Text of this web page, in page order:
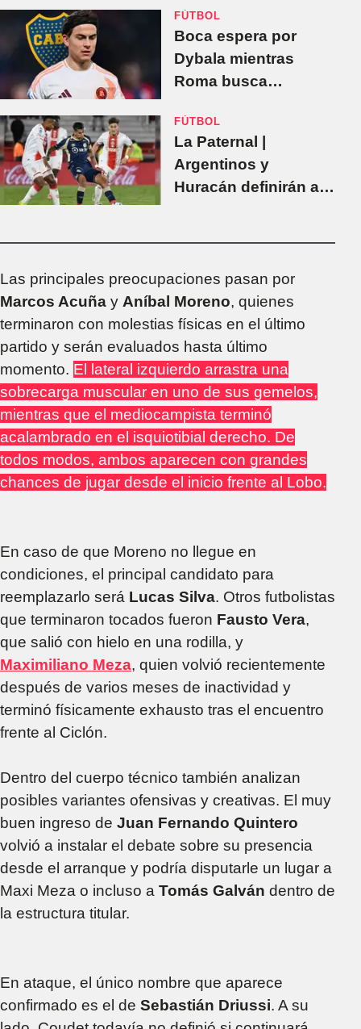
Páez
FÚTBOL
Boca espera por
Dybala mientras
Roma busca
FÚTBOL
La Paternal |
Argentinos y
Huracán definirán al
Las principales preocupaciones pasan por
Marcos Acuña y Aníbal Moreno, quienes
terminaron con molestias físicas en el último
partido y serán evaluados hasta último
momento. El lateral izquierdo arrastra una
sobrecarga muscular en uno de sus gemelos,
mientras que el mediocampista terminó
acalambrado en el isquiotibial derecho. De
todos modos, ambos aparecen con grandes
chances de jugar desde el inicio frente al Lobo.
En caso de que Moreno no llegue en
condiciones, el principal candidato para
reemplazarlo será Lucas Silva. Otros futbolistas
que terminaron tocados fueron Fausto Vera,
que salió con hielo en una rodilla, y
Maximiliano Meza, quien volvió recientemente
después de varios meses de inactividad y
terminó físicamente exhausto tras el encuentro
frente al Ciclón.
Dentro del cuerpo técnico también analizan
posibles variantes ofensivas y creativas. El muy
buen ingreso de Juan Fernando Quintero
volvió a instalar el debate sobre su presencia
desde el arranque y podría disputarle un lugar a
Maxi Meza o incluso a Tomás Galván dentro de
la estructura titular.
En ataque, el único nombre que aparece
confirmado es el de Sebastián Driussi. A su